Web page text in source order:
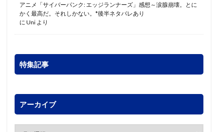
アニメ「サイバーパンク: エッジランナーズ」感想～涙腺崩壊。とに
かく最高だ。それしかない。*後半ネタバレあり
に Uni より
特集記事
アーカイブ